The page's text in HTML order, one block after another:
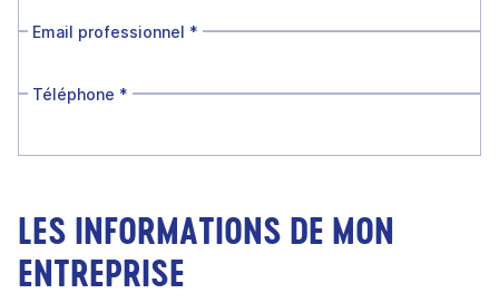
Email professionnel *
Téléphone *
LES INFORMATIONS DE MON
ENTREPRISE